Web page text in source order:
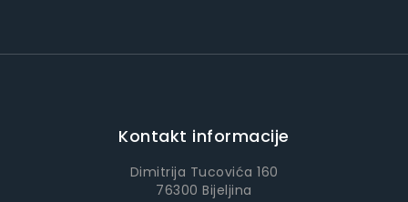
Kontakt informacije
Dimitrija Tucovića 160
76300 Bijeljina